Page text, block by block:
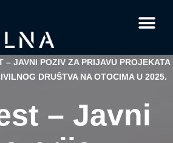
– JAVNI POZIV ZA PRIJAVU PROJEKATA
DRUŠTVA NA OTOCIMA U 2025.
– Javni